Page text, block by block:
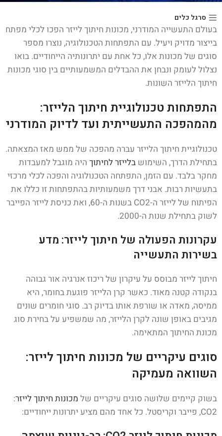
סרגל כלים
בעולם התעשייה המודרני, מכונות חיתוך לייזר הפכו לכלי מפתח
בייצור מדויק ויעיל. עם התפתחות הטכנולוגיה, נוצרו מספר
סוגים של מכונות אלו, כל אחת עם יתרונותיה הייחודיים. בואו
נצלול לעומק ונבחן את ההבדלים המשמעותיים בין סוגי מכונות
חיתוך הלייזר השונות.
התפתחות טכנולוגיית חיתוך הלייזר:
מהמהפכה התעשייתית ועד לדיוק המודרני
טכנולוגיית חיתוך הלייזר עברה מהפכה של ממש מאז המצאתה.
בתחילת הדרך, השימוש בלייזר לחיתוך היה מוגבל למעבדות
מחקר בלבד. עם הזמן, התפתחה הטכנולוגיה והפכה לכלי מרכזי
בתעשיות רבות. אבני דרך משמעותיות בהתפתחות זו כללו את
הפיתוח של לייזר ה-CO2 בשנות ה-60, ואת כניסת לייזר הפייבר
לשוק בתחילת שנות ה-2000.
עקרונות הפעולה של חיתוך לייזר: מדע
בשירות התעשייה
חיתוך לייזר מבוסס על עיקרון של ריכוז אנרגיה אור גבוהה
בנקודה קטנה מאוד. כאשר קרן הלייזר פוגעת בחומר, היא
ממיסה, מאדה או שורפת אותו בדיוק רב. סוגי חומרים שונים
מגיבים באופן שונה לקרן הלייזר, מה שמשפיע על בחירת סוג
מכונת החיתוך המתאימה.
סוגים עיקריים של מכונות חיתוך לייזר:
השוואה מעמיקה
בשוק קיימים שלושה סוגים עיקריים של מכונות חיתוך לייזר:
CO2, פייבר וקריסטל. כל אחד מהם מציע יתרונות ייחודיים: